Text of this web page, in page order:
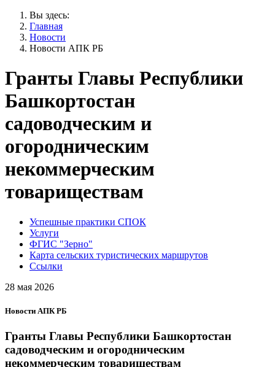
Вы здесь:
Главная
Новости
Новости АПК РБ
Гранты Главы Республики
Башкортостан
садоводческим и
огородническим
некоммерческим
товариществам
Успешные практики СПОК
Услуги
ФГИС "Зерно"
Карта сельских туристических маршрутов
Ссылки
28 мая 2026
Новости АПК РБ
Гранты Главы Республики Башкортостан
садоводческим и огородническим
некоммерческим товариществам